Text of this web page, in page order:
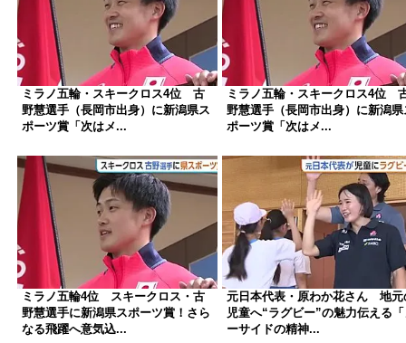
ミラノ五輪・スキークロス4位 古
野慧選手（長岡市出身）に新潟県ス
ポーツ賞「次はメ...
ミラノ五輪・スキークロス4位
野慧選手（長岡市出身）に新潟県
ポーツ賞「次はメ...
ミラノ五輪4位 スキークロス・古
野慧選手に新潟県スポーツ賞！さら
なる飛躍へ意気込...
元日本代表・原わか花さん 地元
児童へ“ラグビー”の魅力伝える
ーサイドの精神...